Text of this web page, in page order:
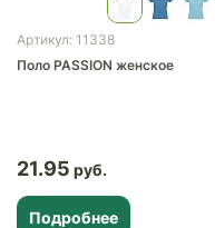
Артикул: 11338
Поло PASSION женское
21.95
Подробнее